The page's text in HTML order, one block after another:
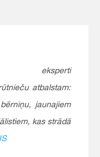
eksperti
atbalstam:
jaunajiem
kas strādā